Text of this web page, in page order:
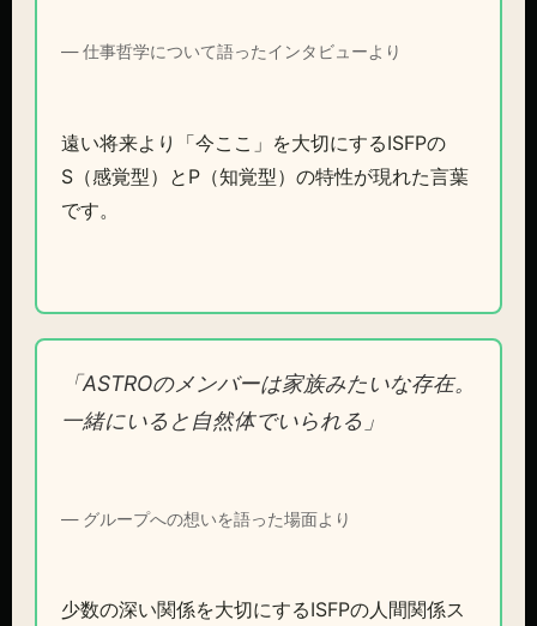
— 仕事哲学について語ったインタビューより
遠い将来より「今ここ」を大切にするISFPの
S（感覚型）とP（知覚型）の特性が現れた言葉
です。
「ASTROのメンバーは家族みたいな存在。
一緒にいると自然体でいられる」
— グループへの想いを語った場面より
少数の深い関係を大切にするISFPの人間関係ス